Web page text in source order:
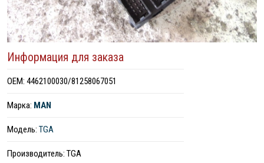
Информация для заказа
ОЕМ: 4462100030/81258067051
Марка: MAN
Модель: TGA
Производитель: TGA